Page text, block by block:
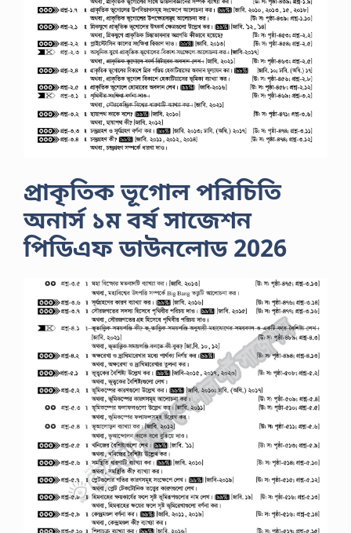
প্রাকৃতিক ভূগোল পরিচিতি
অনার্স ১ম বর্ষ সাজেশন
পিডিএফ ডাউনলোড 2026